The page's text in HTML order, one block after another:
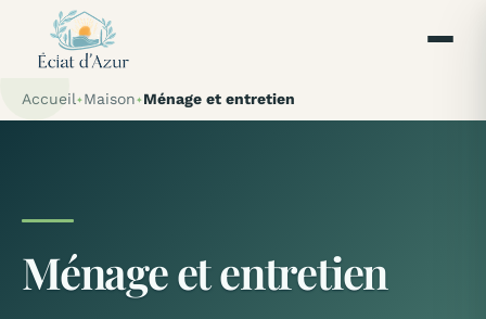
Accueil Maison Ménage et entretien
Ménage et entretien